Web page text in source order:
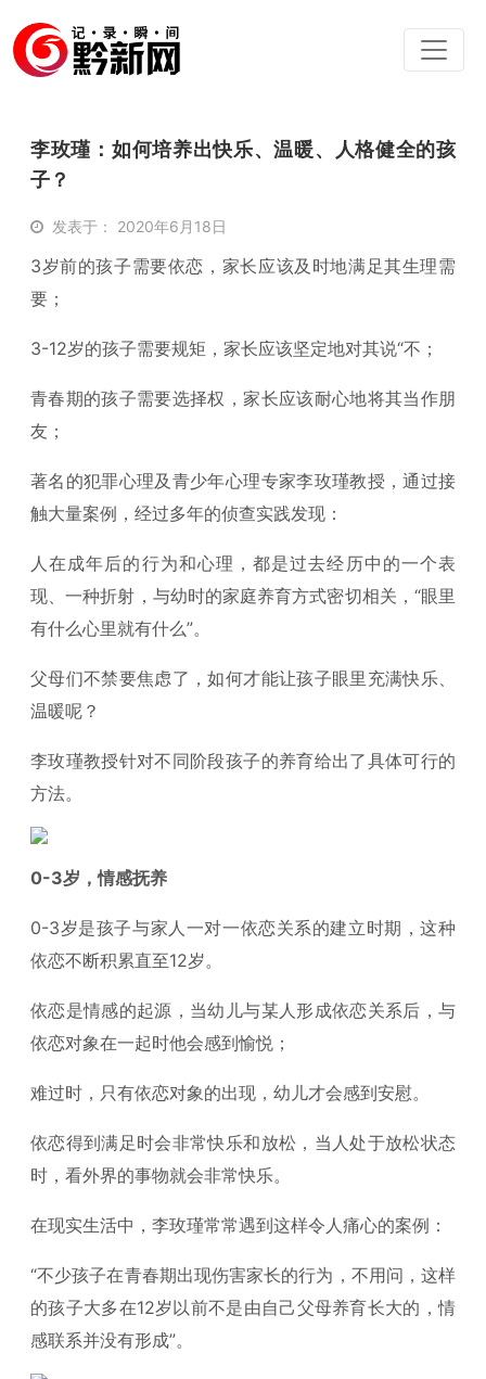
李玫瑾：如何培养出快乐、温暖、人格健全的孩
子？
发表于： 2020年6月18日
3岁前的孩子需要依恋，家长应该及时地满足其生理需
要；
3-12岁的孩子需要规矩，家长应该坚定地对其说“不；
青春期的孩子需要选择权，家长应该耐心地将其当作朋
友；
著名的犯罪心理及青少年心理专家李玫瑾教授，通过接
触大量案例，经过多年的侦查实践发现：
人在成年后的行为和心理，都是过去经历中的一个表
现、一种折射，与幼时的家庭养育方式密切相关，“眼里
有什么心里就有什么”。
父母们不禁要焦虑了，如何才能让孩子眼里充满快乐、
温暖呢？
李玫瑾教授针对不同阶段孩子的养育给出了具体可行的
方法。
0-3岁，情感抚养
0-3岁是孩子与家人一对一依恋关系的建立时期，这种
依恋不断积累直至12岁。
依恋是情感的起源，当幼儿与某人形成依恋关系后，与
依恋对象在一起时他会感到愉悦；
难过时，只有依恋对象的出现，幼儿才会感到安慰。
依恋得到满足时会非常快乐和放松，当人处于放松状态
时，看外界的事物就会非常快乐。
在现实生活中，李玫瑾常常遇到这样令人痛心的案例：
“不少孩子在青春期出现伤害家长的行为，不用问，这样
的孩子大多在12岁以前不是由自己父母养育长大的，情
感联系并没有形成”。